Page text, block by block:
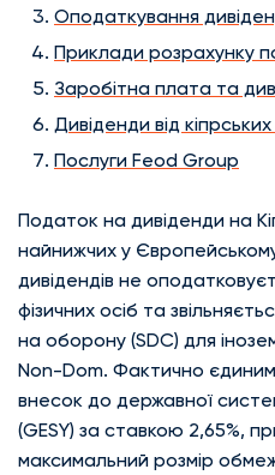
Оподаткування
Приклади розрахунку
Заробітна плата та
Дивіденди від
Послуги Feod Group
Податок на дивіденди на
найнижчих у
дивідендів не
фізичних осіб та
на оборону (SDC) для
Non-Dom. Фактично
внесок до державної
(GESY) за ставкою 2,65%,
максимальний розмір